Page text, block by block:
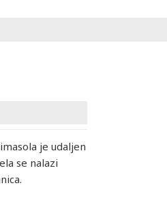
je udaljen
se nalazi